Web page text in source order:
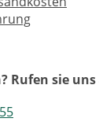
Rufen sie uns